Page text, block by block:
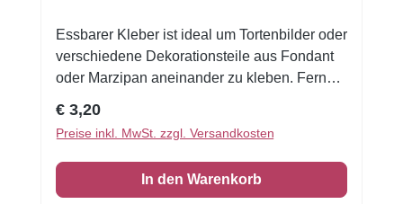
Essbarer Kleber ist ideal um Tortenbilder oder
verschiedene Dekorationsteile aus Fondant
oder Marzipan aneinander zu kleben. Ferner
Dekorationen auf der Torte oder Cupcakes
festzukleben. Hinweis zur Aufbewahrung: an
einem dunklen Ort bewahren.Zutaten:Wasser,
Emulgator: E466, Konservierungsstoff: E211,
Regulärer Preis:
€ 3,20
Preise inkl. MwSt. zzgl. Versandkosten
In den Warenkorb